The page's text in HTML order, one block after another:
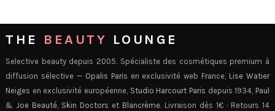
THE BEAUTY LOUNGE
Selective beauty depuis 2005. Spécialiste des cosmétiques premium à
diffusion sélective — Opalis Paris en exclusivité web France, Lise Watier
Neiges en exclusivité européenne, Studio Harcourt Paris depuis 1934, Paul
& Joe Beauté Skin Doctors et Blancrème. Livraison dès 1€ · Retours 14